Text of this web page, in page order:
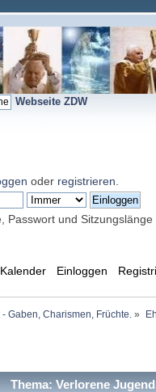
Webseite ZDW
oder registrieren
Passwort und Sitzungslänge
Kalender Einloggen
Gaben, Charismen, Früchte. »
Thema: Verlorene